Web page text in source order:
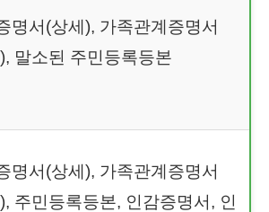
명서(상세), 가족관계증명서
말소된 주민등록등본
명서(상세), 가족관계증명서
주민등록등본, 인감증명서, 인